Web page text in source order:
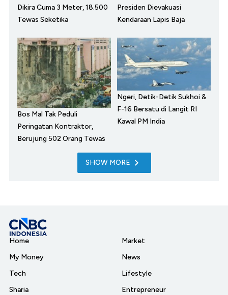
Dikira Cuma 3 Meter, 18.500
Tewas Seketika
Presiden Dievakuasi
Kendaraan Lapis Baja
Bos Mal Tak Peduli
Peringatan Kontraktor,
Berujung 502 Orang Tewas
Ngeri, Detik-Detik Sukhoi &
F-16 Bersatu di Langit RI
Kawal PM India
SHOW MORE
Home
My Money
Tech
Sharia
Market
News
Lifestyle
Entrepreneur